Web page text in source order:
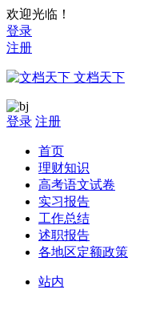
欢迎光临！
登录
注册
文档天下
登录 注册
首页
理财知识
高考语文试卷
实习报告
工作总结
述职报告
各地区定额政策
站内